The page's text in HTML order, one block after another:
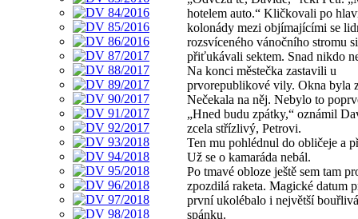
hotelem auto.“ Kličkovali po
kolonády mezi objímajícími se
rozsvíceného vánočního stromu si
přiťukávali sektem. Snad nikdo
Na konci městečka zastavili u
prvorepublikové vily. Okna byla
Nečekala na něj. Nebylo to
„Hned budu zpátky,“ oznámil
zcela střízlivý, Petrovi.
Ten mu pohlédnul do obličeje a
Už se o kamaráda nebál.
Po tmavé obloze ještě sem tam
zpozdilá raketa. Magické datum
první ukolébalo i největší
spánku.